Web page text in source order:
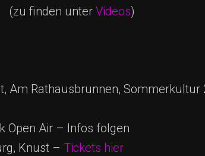
(zu finden unter Videos)
Am Rathausbrunnen,
Open Air – Infos folgen
Knust – Tickets hier